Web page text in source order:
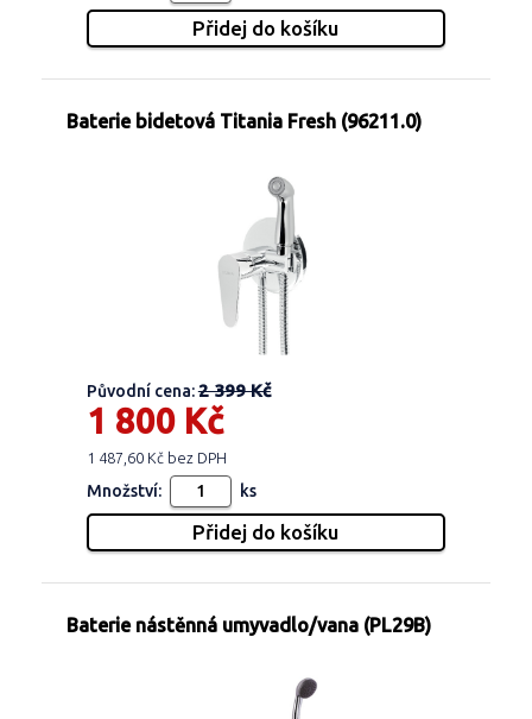
Baterie bidetová Titania Fresh (96211.0)
Původní cena:2 399 Kč
1 800 Kč
1 487,60 Kč bez DPH
Množství: ks
Baterie nástěnná umyvadlo/vana (PL29B)